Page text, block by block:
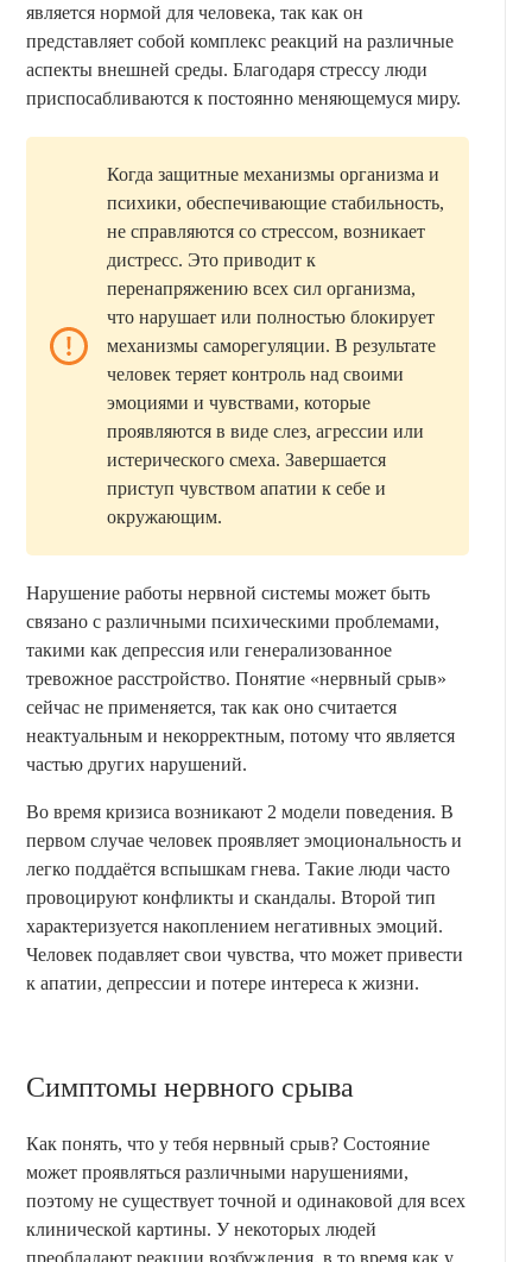
является нормой для человека, так как он
представляет собой комплекс реакций на различные
аспекты внешней среды. Благодаря стрессу люди
приспосабливаются к постоянно меняющемуся миру.
Когда защитные механизмы организма и
психики, обеспечивающие стабильность,
не справляются со стрессом, возникает
дистресс. Это приводит к
перенапряжению всех сил организма,
что нарушает или полностью блокирует
механизмы саморегуляции. В результате
человек теряет контроль над своими
эмоциями и чувствами, которые
проявляются в виде слез, агрессии или
истерического смеха. Завершается
приступ чувством апатии к себе и
окружающим.
Нарушение работы нервной системы может быть
связано с различными психическими проблемами,
такими как депрессия или генерализованное
тревожное расстройство. Понятие «нервный срыв»
сейчас не применяется, так как оно считается
неактуальным и некорректным, потому что является
частью других нарушений.
Во время кризиса возникают 2 модели поведения. В
первом случае человек проявляет эмоциональность и
легко поддаётся вспышкам гнева. Такие люди часто
провоцируют конфликты и скандалы. Второй тип
характеризуется накоплением негативных эмоций.
Человек подавляет свои чувства, что может привести
к апатии, депрессии и потере интереса к жизни.
Симптомы нервного срыва
Как понять, что у тебя нервный срыв? Состояние
может проявляться различными нарушениями,
поэтому не существует точной и одинаковой для всех
клинической картины. У некоторых людей
преобладают реакции возбуждения, в то время как у